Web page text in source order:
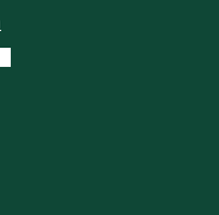
till annan webbplats.